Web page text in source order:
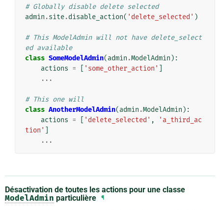
# Globally disable delete selected
admin .site.disable_action( 'delete_selected' )
# This ModelAdmin will not have delete_select
ed available
class SomeModelAdmin(admin .ModelAdmin ):
actions = 'some_other_action'
...
# This one will
class AnotherModelAdmin(admin .ModelAdmin ):
actions = 'delete_selected' ,
'a_third_ac
tion'
...
Désactivation de toutes les actions pour une classe
ModelAdmin particulière ¶